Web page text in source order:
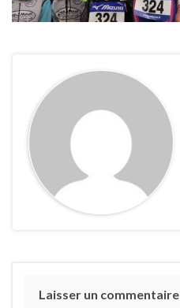
Laisser un commentaire